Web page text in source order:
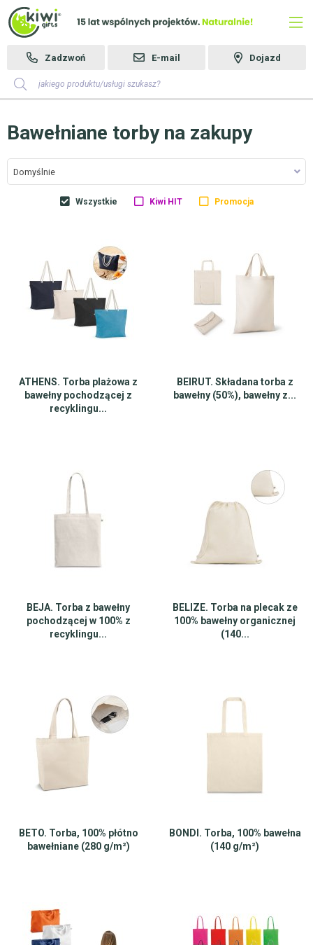
Zadzwoń E-mail Dojazd
Bawełniane torby na zakupy
Domyślnie
Wszystkie Kiwi HIT Promocja
ATHENS. Torba plażowa z
bawełny pochodzącej z
recyklingu...
BEIRUT. Składana torba z
bawełny (50%), bawełny z...
BEJA. Torba z bawełny
pochodzącej w 100% z
recyklingu...
BELIZE. Torba na plecak ze
100% bawełny organicznej
(140...
BETO. Torba, 100% płótno
bawełniane (280 g/m²)
BONDI. Torba, 100% bawełna
(140 g/m²)